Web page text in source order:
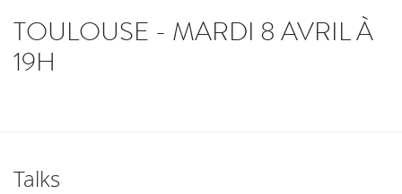
TOULOUSE - MARDI 8 AVRIL À
19H
Talks